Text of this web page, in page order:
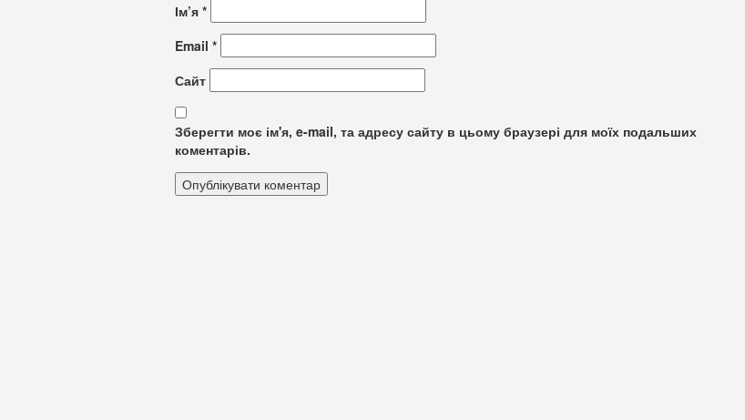
Ім’я *
Email *
Сайт
Зберегти моє ім'я, e-mail, та адресу сайту в цьому браузері для моїх подальших
коментарів.